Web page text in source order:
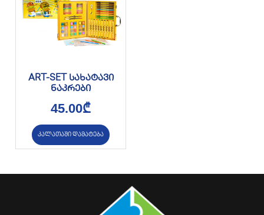
ART-SET სახატავი
ნაკრები
45.00₾
კალათაში დამატება